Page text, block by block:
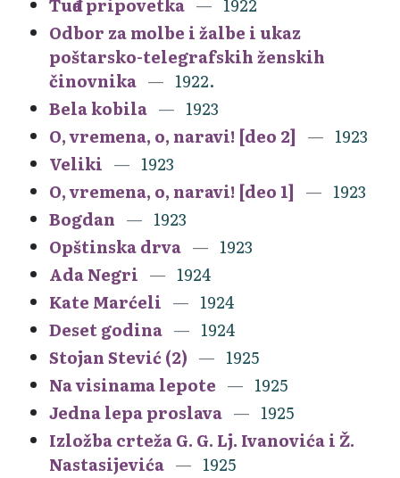
Odbor za molbe i žalbe i ukaz
poštarsko-telegrafskih ženskih
činovnika
1922.
Bela kobila
1923
O, vremena, o, naravi! [deo 2]
1923
Veliki
1923
O, vremena, o, naravi! [deo 1]
1923
Bogdan
1923
Opštinska drva
1923
Ada Negri
1924
Kate Marćeli
1924
Deset godina
1924
Stojan Stević (2)
1925
Na visinama lepote
1925
Jedna lepa proslava
1925
Izložba crteža G. G. Lj. Ivanovića i Ž.
Nastasijevića
1925